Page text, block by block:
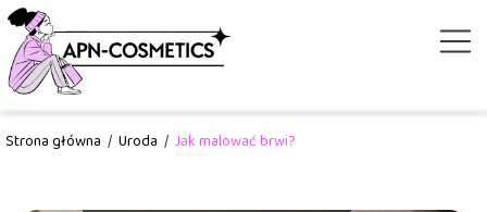
Strona główna / Uroda / Jak malować brwi?